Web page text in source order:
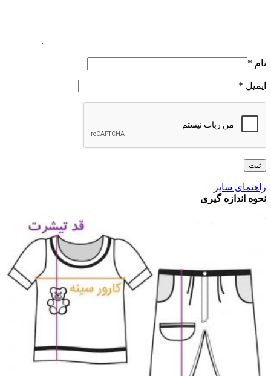
نام *
ایمیل *
راهنمای سایز
نحوه اندازه گیری